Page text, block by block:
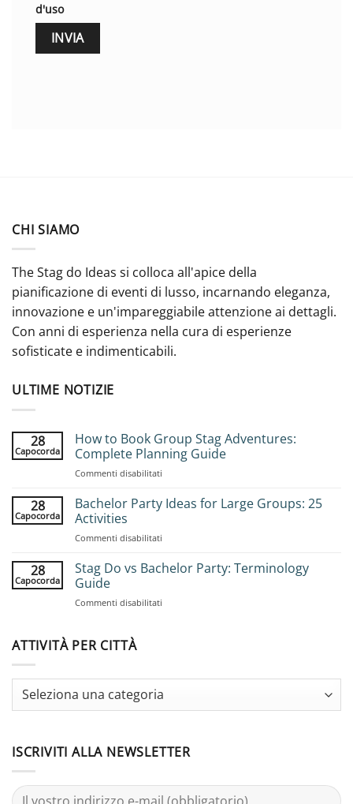
d'uso
CHI SIAMO
The Stag do Ideas si colloca all'apice della
pianificazione di eventi di lusso, incarnando eleganza,
innovazione e un'impareggiabile attenzione ai dettagli.
Con anni di esperienza nella cura di esperienze
sofisticate e indimenticabili.
ULTIME NOTIZIE
28
Capocorda
How to Book Group Stag Adventures:
Complete Planning Guide
Commenti disabilitati
to
Complete
28
Capocorda
Bachelor Party Ideas for Large Groups: 25
Activities
Commenti disabilitati
Party
28
Capocorda
Stag Do vs Bachelor Party: Terminology
Guide
Commenti disabilitati
Terminology
Guide
ATTIVITÀ PER CITTÀ
ISCRIVITI ALLA NEWSLETTER